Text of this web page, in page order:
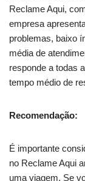
Reclame Aqui,
empresa
problemas, baixo
média de
responde a todas
tempo médio de
Recomendação:
É importante
no Reclame Aqui
uma viagem. Se